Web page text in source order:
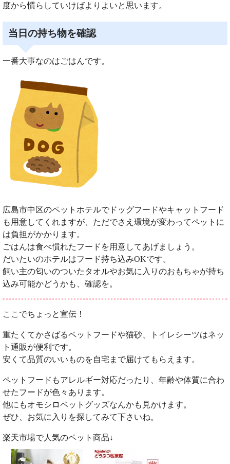
度から慣らしていけばよりよいと思います。
当日の持ち物を確認
一番大事なのはごはんです。
広島市中区のペットホテルでドッグフードやキャットフード
も用意してくれますが、ただでさえ環境が変わってペットに
は負担がかかります。
ごはんは食べ慣れたフードを用意してあげましょう。
だいたいのホテルはフード持ち込みOKです。
飼い主の匂いのついたタオルやお気に入りのおもちゃが持ち
込み可能かどうかも、確認を。
ここでちょっと宣伝！
重たくてかさばるペットフードや猫砂、トイレシーツはネッ
ト通販が便利です。
安くて品質のいいものを自宅まで届けてもらえます。
ペットフードもアレルギー対応だったり、年齢や体質に合わ
せたフードが色々あります。
他にもオモシロペットグッズなんかも見かけます。
ぜひ、お気に入りを探してみて下さいね。
楽天市場で人気のペット商品↓